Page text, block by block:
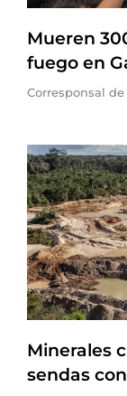
Mueren
fuego en
Corresponsal de
Minerales
sendas